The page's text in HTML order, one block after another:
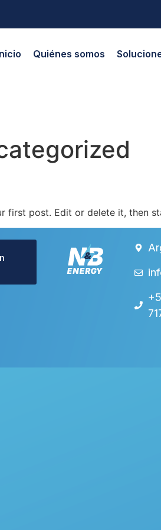
Quiénes somos
first post. Edit or delete it, then